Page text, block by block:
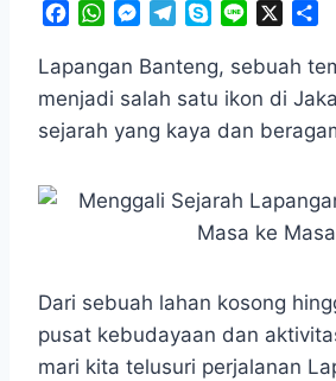
c
e
b
o
W
a
t
A
p
M
s
s
n
e
l
e
r
m
y
p
n
e
a
r
Lapangan Banteng, sebuah
menjadi salah satu ikon di
sejarah yang kaya dan
Dari sebuah lahan kosong
pusat kebudayaan dan
mari kita telusuri perjalanan